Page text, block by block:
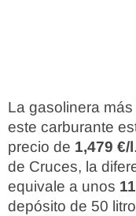
La gasolinera
este carburante
precio de 1,479 €/l
de Cruces, la
equivale a unos
depósito de 50